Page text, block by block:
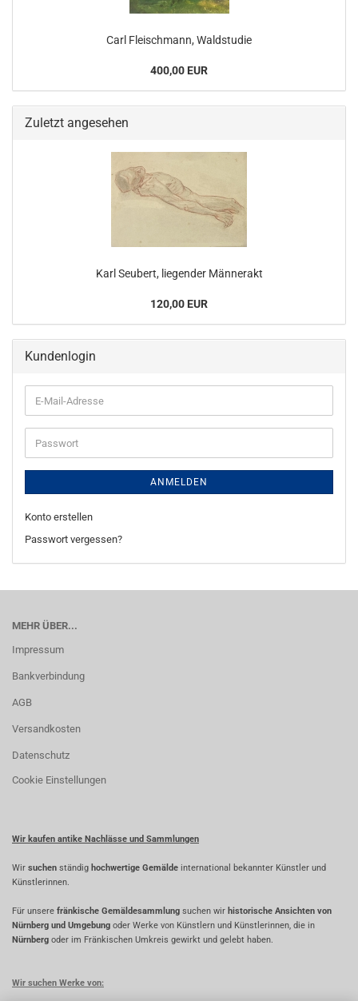
Carl Fleischmann, Waldstudie
400,00 EUR
Zuletzt angesehen
Karl Seubert, liegender Männerakt
120,00 EUR
Kundenlogin
E-
Mail-
Adresse
Passwort
ANMELDEN
Konto erstellen
Passwort vergessen?
MEHR ÜBER...
Impressum
Bankverbindung
AGB
Versandkosten
Datenschutz
Cookie Einstellungen
Wir kaufen antike Nachlässe und Sammlungen
Wir suchen ständig hochwertige Gemälde international bekannter Künstler und
Künstlerinnen.
Für unsere fränkische Gemäldesammlung suchen wir historische Ansichten von
Nürnberg und Umgebung oder Werke von Künstlern und Künstlerinnen, die in
Nürnberg oder im Fränkischen Umkreis gewirkt und gelebt haben.
Wir suchen Werke von: